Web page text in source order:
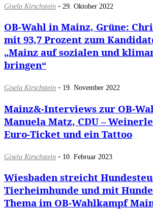
Gisela Kirschstein - 29. Oktober 2022
OB-Wahl in Mainz, Grüne:
mit 93,7 Prozent zum
„Mainz auf sozialen und
bringen“
Gisela Kirschstein - 19. November 2022
Mainz&-Interviews zur OB-
Manuela Matz, CDU –
Euro-Ticket und ein Tattoo
Gisela Kirschstein - 10. Februar 2023
Wiesbaden streicht
Tierheimhunde und mit
Thema im OB-Wahlkampf